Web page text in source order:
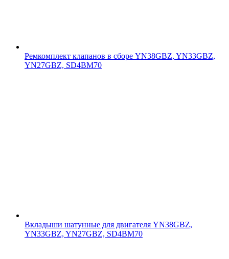
Ремкомплект клапанов в сборе YN38GBZ, YN33GBZ,
YN27GBZ, SD4BM70
Вкладыши шатунные для двигателя YN38GBZ,
YN33GBZ, YN27GBZ, SD4BM70